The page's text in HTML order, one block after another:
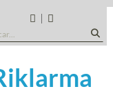
CANDIDATOS
TIPO
EMPRESA
SOMOS